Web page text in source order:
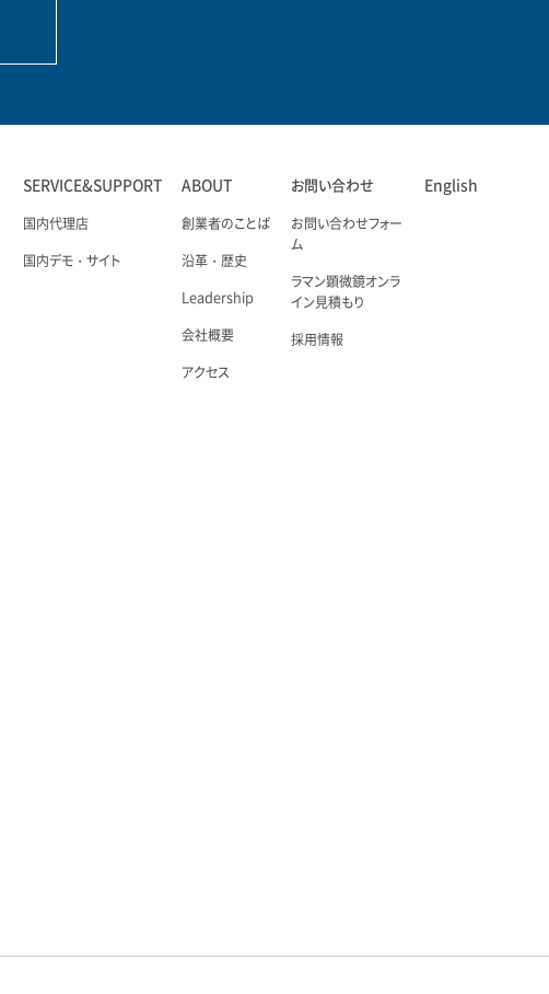
SERVICE&SUPPORT
国内代理店
国内デモ・サイト
ABOUT
創業者のことば
沿革・歴史
Leadership
会社概要
アクセス
お問い合わせ
お問い合わせフォー
ム
ラマン顕微鏡オンラ
イン見積もり
採用情報
English